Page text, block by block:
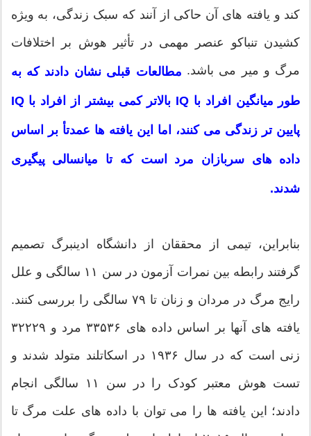
کند و یافته های آن حاکی از آنند که سبک زندگی، به ویژه
کشیدن تنباکو عنصر مهمی در تأثیر هوش بر اختلافات
مرگ و میر می باشد. مطالعات قبلی نشان دادند که به
طور میانگین افراد با IQ بالاتر کمی بیشتر از افراد با IQ
پایین تر زندگی می کنند، اما این یافته ها عمدتأ بر اساس
داده های سربازان مرد است که تا میانسالی پیگیری
شدند.
بنابراین، تیمی از محققان از دانشگاه ادینبرگ تصمیم
گرفتند رابطه بین نمرات آزمون در سن ۱۱ سالگی و علل
رایج مرگ در مردان و زنان تا ۷۹ سالگی را بررسی کنند.
یافته های آنها بر اساس داده های ۳۳۵۳۶ مرد و ۳۲۲۲۹
زنی است که در سال ۱۹۳۶ در اسکاتلند متولد شدند و
تست هوش معتبر کودک را در سن ۱۱ سالگی انجام
دادند؛ این یافته ها را می توان با داده های علت مرگ تا